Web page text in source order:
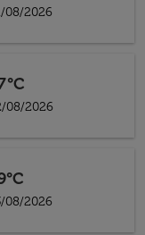
08/2026
08/2026
08/2026